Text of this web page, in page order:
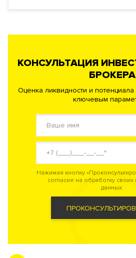
КОНСУЛЬТАЦИЯ
БРОКЕРА
Оценка ликвидности и
ключевым
Нажимая кнопку
согласие на обработку
данных.